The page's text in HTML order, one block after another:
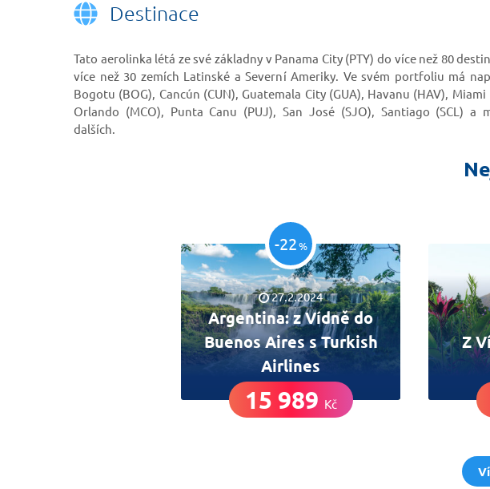
Destinace
Tato aerolinka létá ze své základny v Panama City (PTY) do více než 80
více než 30 zemích Latinské a Severní Ameriky. Ve svém portfoliu má
Bogotu (BOG), Cancún (CUN), Guatemala City (GUA), Havanu (HAV), Miami
Orlando (MCO), Punta Canu (PUJ), San José (SJO), Santiago (SCL) a
dalších.
-22%
27.2.2024
Argentina: z Vídně do
Buenos Aires s Turkish
Airlines
15 989 Kč
Z